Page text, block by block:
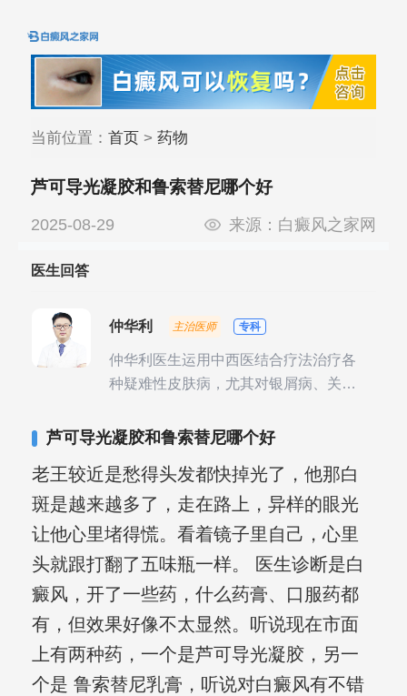
当前位置： 首页> 药物
芦可导光凝胶和鲁索替尼哪个好
2025-08-29 来源： 白癜风之家网
医生回答
仲华利 主治医师 专科
仲华利医生运用中西医结合疗法治疗各
种疑难性皮肤病，尤其对银屑病、关节
芦可导光凝胶和鲁索替尼哪个好
老王较近是愁得头发都快掉光了，他那白
斑是越来越多了，走在路上，异样的眼光
让他心里堵得慌。看着镜子里自己，心里
头就跟打翻了五味瓶一样。 医生诊断是白
癜风，开了一些药，什么药膏、口服药都
有，但效果好像不太显然。听说现在市面
上有两种药，一个是芦可导光凝胶，另一
个是 鲁索替尼乳膏，听说对白癜风有不错